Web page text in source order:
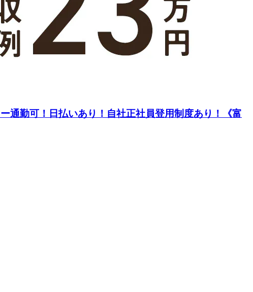
通勤可！日払いあり！自社正社員登用制度あり！《富